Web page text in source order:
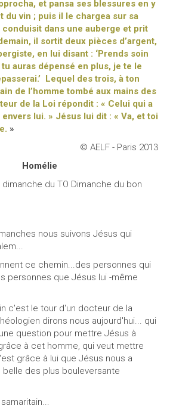
et pansa ses blessures en y
du vin ; puis il le chargea sur sa
dans une auberge et prit
il sortit deux pièces d’argent,
en lui disant : ‘Prends soin
auras dépensé en plus, je te le
Lequel des trois, à ton
de l’homme tombé aux mains des
de la Loi répondit : « Celui qui a
lui. » Jésus lui dit : « Va, et toi
»
© AELF - Paris 2013
Homélie
du TO Dimanche du bon
nous suivons Jésus qui
ce chemin...des personnes qui
personnes que Jésus lui -même
c'est le tour d'un docteur de la
dirons nous aujourd'hui... qui
question pour mettre Jésus à
à cet homme, qui veut mettre
grâce à lui que Jésus nous a
des plus bouleversante